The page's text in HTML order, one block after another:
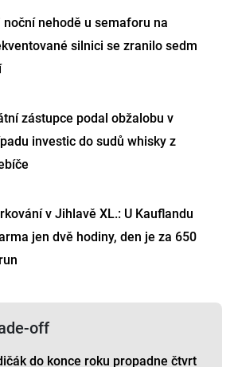
noční nehodě u semaforu na
silnici se zranilo sedm
zástupce podal obžalobu v
investic do sudů whisky z
v Jihlavě XL.: U Kauflandu
jen dvě hodiny, den je za 650
off
do konce roku propadne čtvrt